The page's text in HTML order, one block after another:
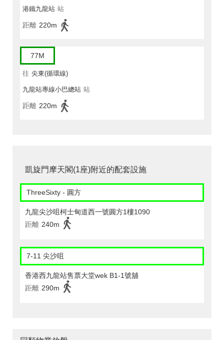
港鐵九龍站 站
距離 220m
77M
往 尖東(循環線)
九龍站專線小巴總站 站
距離 220m
凱旋門摩天閣(1座)附近的配套設施
ThreeSixty - 圓方
九龍尖沙咀柯士甸道西一號圓方1樓1090
距離 240m
7-11 尖沙咀
香港西九龍站售票大堂wek B1-1號舖
距離 290m